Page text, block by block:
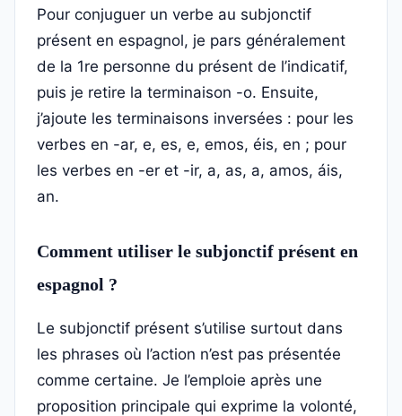
Pour conjuguer un verbe au subjonctif
présent en espagnol, je pars généralement
de la 1re personne du présent de l’indicatif,
puis je retire la terminaison -o. Ensuite,
j’ajoute les terminaisons inversées : pour les
verbes en -ar, e, es, e, emos, éis, en ; pour
les verbes en -er et -ir, a, as, a, amos, áis,
an.
Comment utiliser le subjonctif présent en
espagnol ?
Le subjonctif présent s’utilise surtout dans
les phrases où l’action n’est pas présentée
comme certaine. Je l’emploie après une
proposition principale qui exprime la volonté,